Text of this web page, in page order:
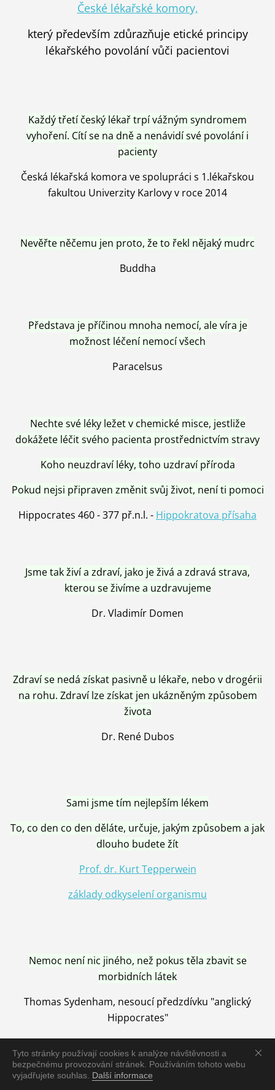
Tyto stránky používají cookies k analýze návštěvnosti a
bezpečnému provozování stránek. Používáním tohoto webu
vyjadřujete souhlas. Další informace
České lékařské komory,
který především zdůrazňuje etické principy
lékařského povolání vůči pacientovi
Každý třetí český lékař trpí vážným syndromem
vyhoření. Cítí se na dně a nenávidí své povolání i
pacienty
Česká lékařská komora ve spolupráci s 1.lékařskou
fakultou Univerzity Karlovy v roce 2014
Nevěřte něčemu jen proto, že to řekl nějaký mudrc
Buddha
Představa je příčinou mnoha nemocí, ale víra je
možnost léčení nemocí všech
Paracelsus
Nechte své léky ležet v chemické misce, jestliže
dokážete léčit svého pacienta prostřednictvím stravy
Koho neuzdraví léky, toho uzdraví příroda
Pokud nejsi připraven změnit svůj život, není ti pomoci
Hippocrates 460 - 377 př.n.l. - Hippokratova přísaha
Jsme tak živí a zdraví, jako je živá a zdravá strava,
kterou se živíme a uzdravujeme
Dr. Vladimír Domen
Zdraví se nedá získat pasivně u lékaře, nebo v drogérii
na rohu. Zdraví lze získat jen ukázněným způsobem
života
Dr. René Dubos
Sami jsme tím nejlepším lékem
To, co den co den děláte, určuje, jakým způsobem a jak
dlouho budete žít
Prof. dr. Kurt Tepperwein
základy odkyselení organismu
Nemoc není nic jiného, než pokus těla zbavit se
morbidních látek
Thomas Sydenham, nesoucí předzdívku "anglický
Hippocrates"
Nemoc je vyléčena jen pomocí Přírody, neutralizací a